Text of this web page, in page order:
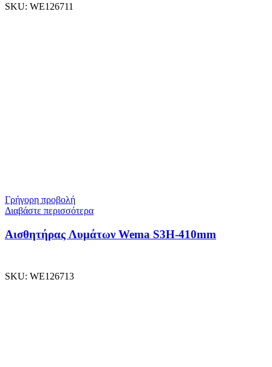
SKU: WE126711
Γρήγορη προβολή
Διαβάστε περισσότερα
Αισθητήρας Λυμάτων Wema S3H-410mm
SKU: WE126713